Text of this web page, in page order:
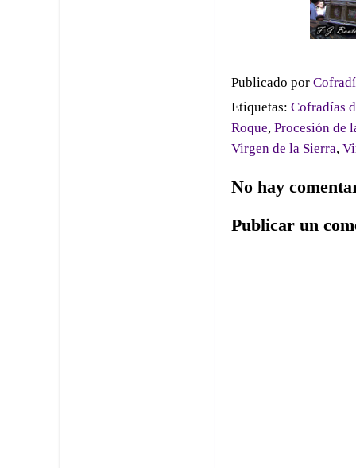
Publicado por
Etiquetas: Cofradías
Roque, Procesión de
Virgen de la Sierra,
No hay
Publicar un